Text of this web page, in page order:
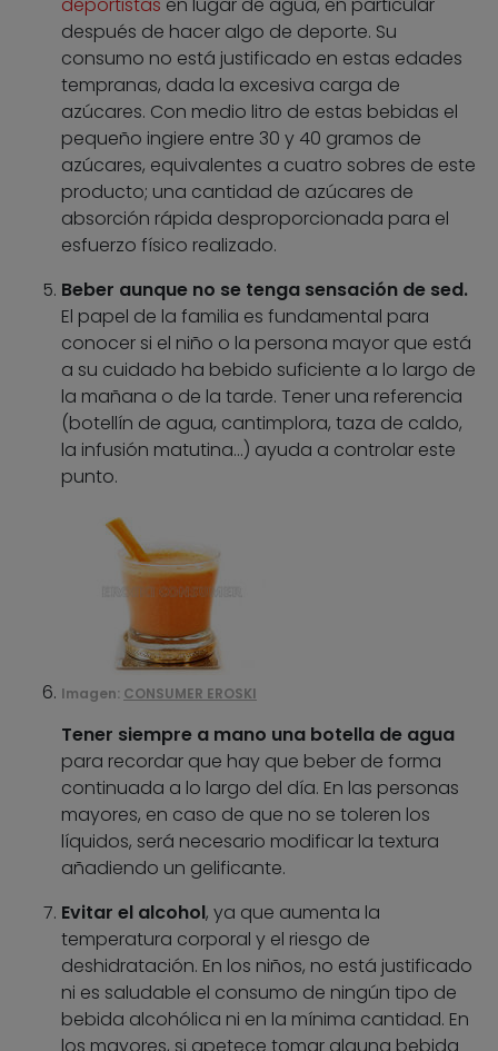
deportistas en lugar de agua, en particular
después de hacer algo de deporte. Su
consumo no está justificado en estas edades
tempranas, dada la excesiva carga de
azúcares. Con medio litro de estas bebidas el
pequeño ingiere entre 30 y 40 gramos de
azúcares, equivalentes a cuatro sobres de este
producto; una cantidad de azúcares de
absorción rápida desproporcionada para el
esfuerzo físico realizado.
Beber aunque no se tenga sensación de sed.
El papel de la familia es fundamental para
conocer si el niño o la persona mayor que está
a su cuidado ha bebido suficiente a lo largo de
la mañana o de la tarde. Tener una referencia
(botellín de agua, cantimplora, taza de caldo,
la infusión matutina…) ayuda a controlar este
punto.
Imagen: CONSUMER EROSKI
Tener siempre a mano una botella de agua
para recordar que hay que beber de forma
continuada a lo largo del día. En las personas
mayores, en caso de que no se toleren los
líquidos, será necesario modificar la textura
añadiendo un gelificante.
Evitar el alcohol, ya que aumenta la
temperatura corporal y el riesgo de
deshidratación. En los niños, no está justificado
ni es saludable el consumo de ningún tipo de
bebida alcohólica ni en la mínima cantidad. En